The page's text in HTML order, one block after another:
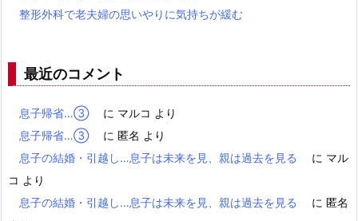
整形外科で老夫婦の思いやりに気持ちが緩む
最近のコメント
息子帰省…③ に マルコ より
息子帰省…③
に 匿名 より
息子の結婚・引越し…息子は未来を見、親は過去を見る
に マル
コ より
息子の結婚・引越し…息子は未来を見、親は過去を見る
に 匿名